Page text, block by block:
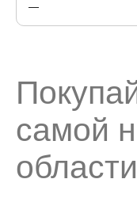
—
самой
области